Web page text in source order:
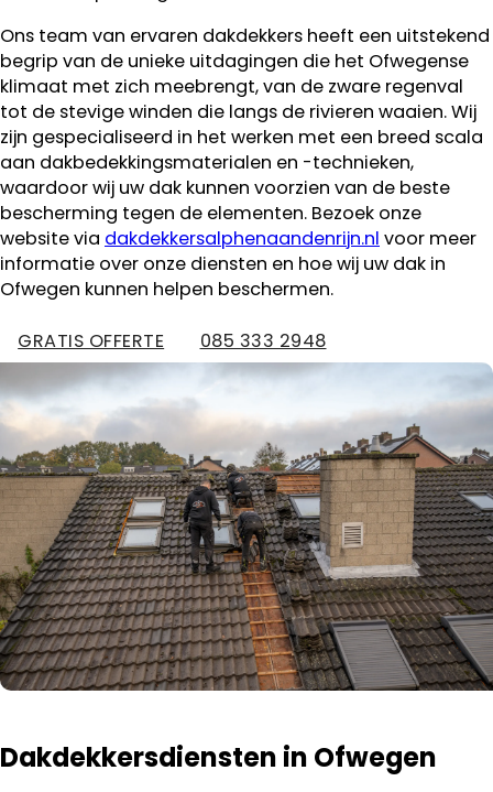
Ons team van ervaren dakdekkers heeft een uitstekend
begrip van de unieke uitdagingen die het Ofwegense
klimaat met zich meebrengt, van de zware regenval
tot de stevige winden die langs de rivieren waaien. Wij
zijn gespecialiseerd in het werken met een breed scala
aan dakbedekkingsmaterialen en -technieken,
waardoor wij uw dak kunnen voorzien van de beste
bescherming tegen de elementen. Bezoek onze
website via dakdekkersalphenaandenrijn.nl voor meer
informatie over onze diensten en hoe wij uw dak in
Ofwegen kunnen helpen beschermen.
GRATIS OFFERTE 085 333 2948
Dakdekkersdiensten in Ofwegen